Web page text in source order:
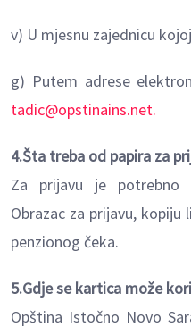
v) U mjesnu zajednicu
g) Putem adrese
tadic@opstinains.net.
4.Šta treba od papira za
Za prijavu je potrebno
Obrazac za prijavu,
penzionog čeka.
5.Gdje se kartica može
Opština Istočno Novo